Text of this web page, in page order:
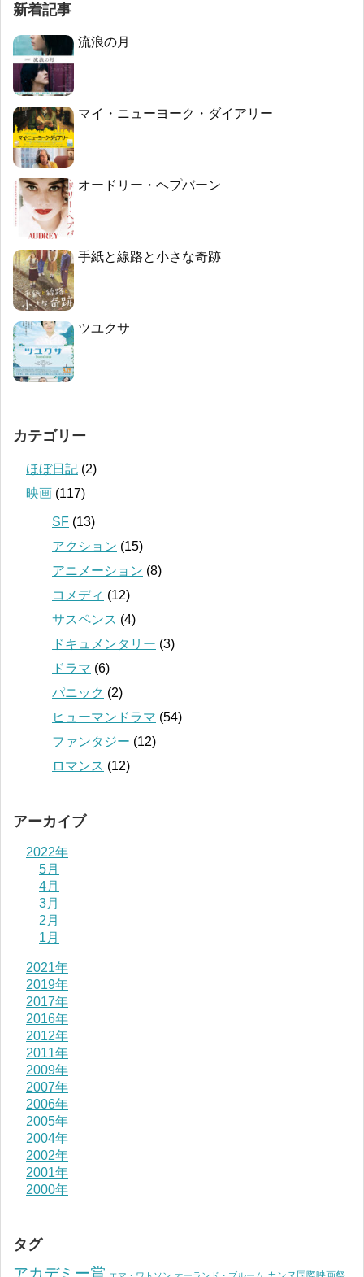
新着記事
流浪の月
マイ・ニューヨーク・ダイアリー
オードリー・ヘプバーン
手紙と線路と小さな奇跡
ツユクサ
カテゴリー
ほぼ日記 (2)
映画 (117)
SF (13)
アクション (15)
アニメーション (8)
コメディ (12)
サスペンス (4)
ドキュメンタリー (3)
ドラマ (6)
パニック (2)
ヒューマンドラマ (54)
ファンタジー (12)
ロマンス (12)
アーカイブ
2022年
5月
4月
3月
2月
1月
2021年
2019年
2017年
2016年
2012年
2011年
2009年
2007年
2006年
2005年
2004年
2002年
2001年
2000年
タグ
アカデミー賞